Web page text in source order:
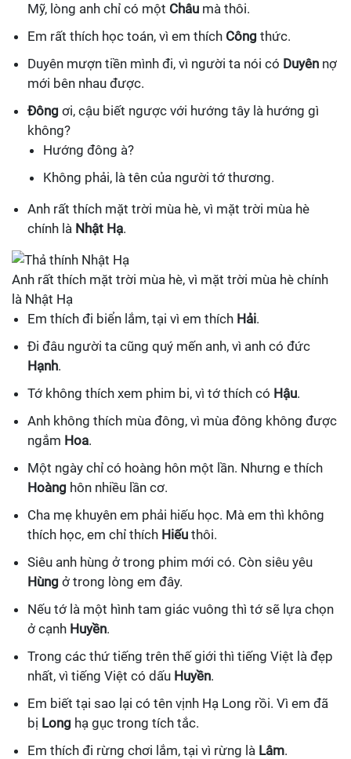
Mỹ, lòng anh chỉ có một Châu mà thôi.
Em rất thích học toán, vì em thích Công thức.
Duyên mượn tiền mình đi, vì người ta nói có Duyên nợ
mới bên nhau được.
Đông ơi, cậu biết ngược với hướng tây là hướng gì
không?
Hướng đông à?
Không phải, là tên của người tớ thương.
Anh rất thích mặt trời mùa hè, vì mặt trời mùa hè
chính là Nhật Hạ.
Anh rất thích mặt trời mùa hè, vì mặt trời mùa hè chính
là Nhật Hạ
Em thích đi biển lắm, tại vì em thích Hải.
Đi đâu người ta cũng quý mến anh, vì anh có đức
Hạnh.
Tớ không thích xem phim bi, vì tớ thích có Hậu.
Anh không thích mùa đông, vì mùa đông không được
ngắm Hoa.
Một ngày chỉ có hoàng hôn một lần. Nhưng e thích
Hoàng hôn nhiều lần cơ.
Cha mẹ khuyên em phải hiếu học. Mà em thì không
thích học, em chỉ thích Hiếu thôi.
Siêu anh hùng ở trong phim mới có. Còn siêu yêu
Hùng ở trong lòng em đây.
Nếu tớ là một hình tam giác vuông thì tớ sẽ lựa chọn
ở cạnh Huyền.
Trong các thứ tiếng trên thế giới thì tiếng Việt là đẹp
nhất, vì tiếng Việt có dấu Huyền.
Em biết tại sao lại có tên vịnh Hạ Long rồi. Vì em đã
bị Long hạ gục trong tích tắc.
Em thích đi rừng chơi lắm, tại vì rừng là Lâm.